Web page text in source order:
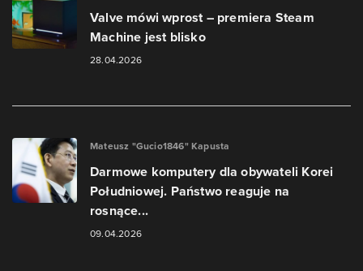
Valve mówi wprost – premiera Steam
Machine jest blisko
28.04.2026
Mateusz "Gucio1846" Kapusta
Darmowe komputery dla obywateli Korei
Południowej. Państwo reaguje na
rosnące...
09.04.2026